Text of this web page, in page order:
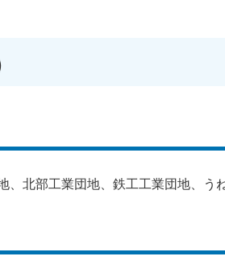
、北部工業団地、鉄工工業団地、う